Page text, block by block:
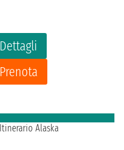
Dettagli
Prenota